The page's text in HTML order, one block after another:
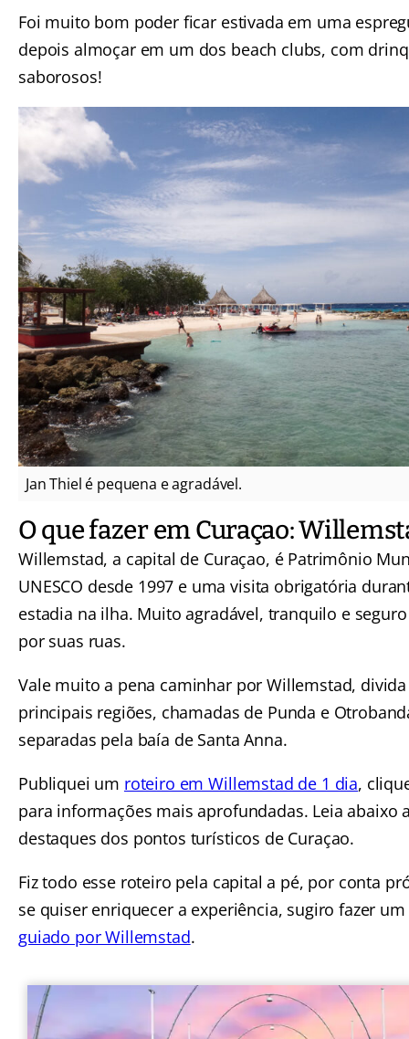
Foi muito bom poder ficar estivada em uma
depois almoçar em um dos beach clubs, com
saborosos!
Jan Thiel é pequena e agradável.
O que fazer em Curaçao:
Willemstad, a capital de Curaçao, é Patrimônio
UNESCO desde 1997 e uma visita obrigatória
estadia na ilha. Muito agradável, tranquilo e
por suas ruas.
Vale muito a pena caminhar por Willemstad,
principais regiões, chamadas de Punda e
separadas pela baía de Santa Anna.
Publiquei um roteiro em Willemstad de 1 dia,
para informações mais aprofundadas. Leia abaixo
destaques dos pontos turísticos de Curaçao.
Fiz todo esse roteiro pela capital a pé, por conta
se quiser enriquecer a experiência, sugiro fazer um
guiado por Willemstad.